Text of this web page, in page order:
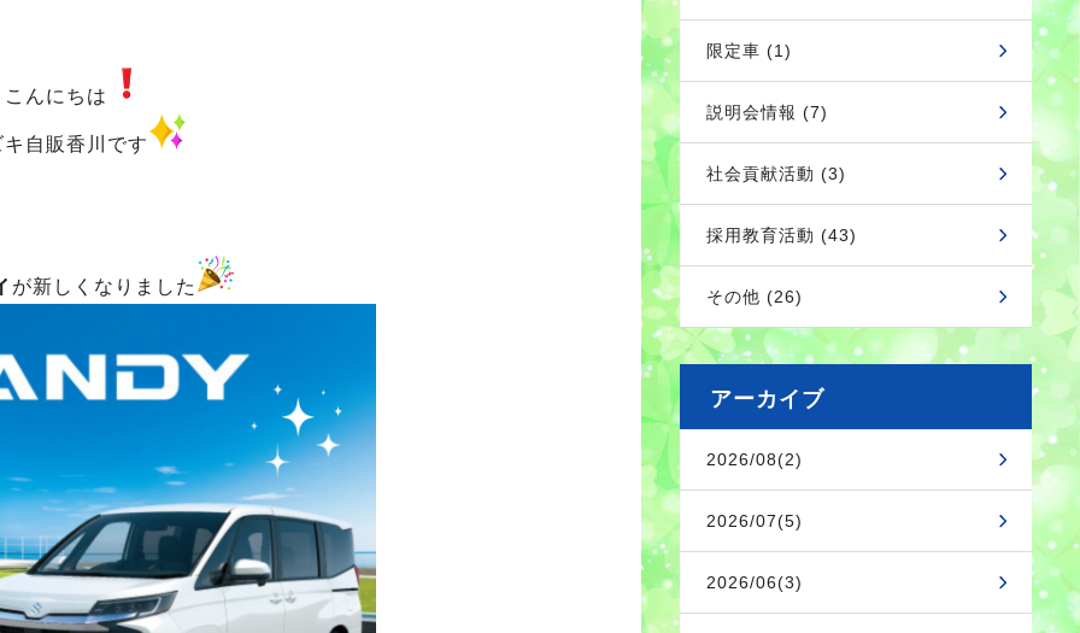
こんにちは
自販香川です
が新しくなりました
限定車 (1)
説明会情報 (7)
社会貢献活動 (3)
採用教育活動 (43)
その他 (26)
アーカイブ
2026/08(2)
2026/07(5)
2026/06(3)